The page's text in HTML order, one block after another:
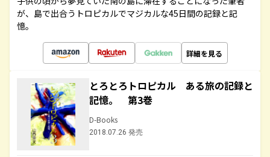
が、島で出合うトロピカルでマジカルな45日間の記録と記
憶。
詳細を見る
とろとろトロピカル ある旅の記録と
記憶。 第3巻
D-Books
2018.07.26 発売